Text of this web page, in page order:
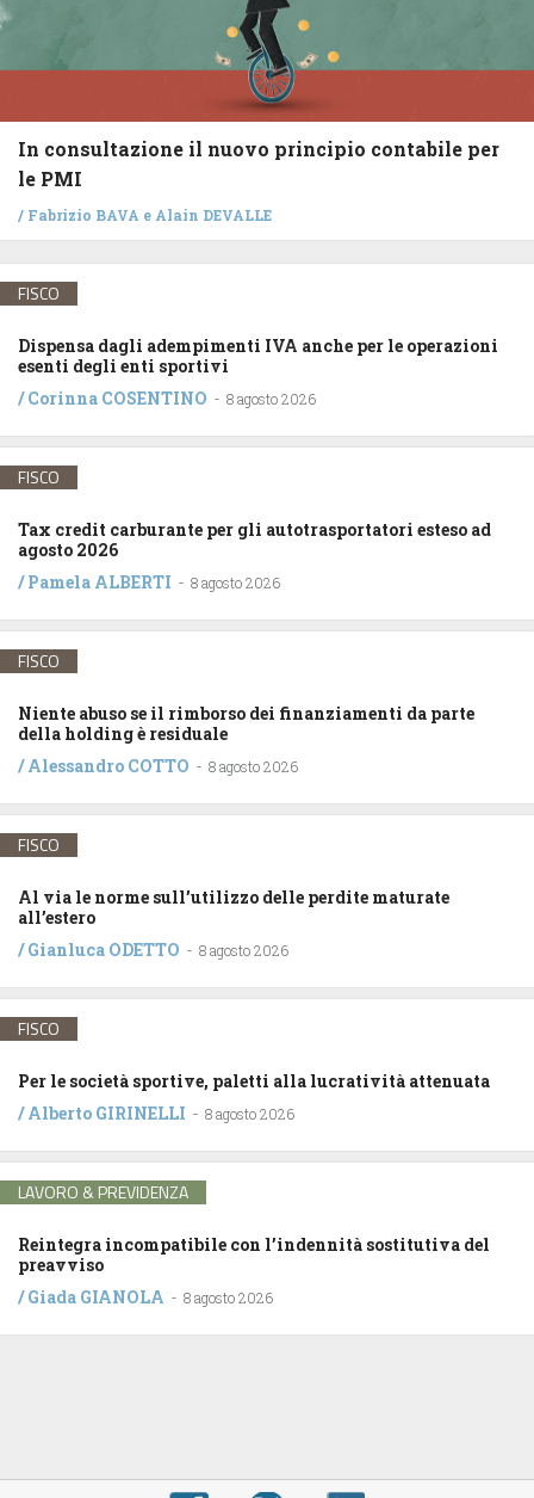
In consultazione il nuovo principio contabile per
le PMI
/ Fabrizio BAVA e Alain DEVALLE
FISCO
Dispensa dagli adempimenti IVA anche per le operazioni
esenti degli enti sportivi
/Corinna COSENTINO - 8 agosto 2026
FISCO
Tax credit carburante per gli autotrasportatori esteso ad
agosto 2026
/Pamela ALBERTI - 8 agosto 2026
FISCO
Niente abuso se il rimborso dei finanziamenti da parte
della holding è residuale
/Alessandro COTTO - 8 agosto 2026
FISCO
Al via le norme sull’utilizzo delle perdite maturate
all’estero
/Gianluca ODETTO - 8 agosto 2026
FISCO
Per le società sportive, paletti alla lucratività attenuata
/Alberto GIRINELLI - 8 agosto 2026
LAVORO & PREVIDENZA
Reintegra incompatibile con l’indennità sostitutiva del
preavviso
/Giada GIANOLA - 8 agosto 2026